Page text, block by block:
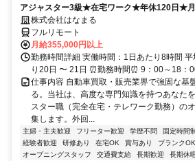
アジャスター3級★在宅ワーク★年休120日★
株式会社はなまる
フルリモート
月給355,000円以上
勤務時間詳細 実働時間：1日あたり8時間
り20日 〜 21日 ⏰勤務時間⏰ 9：00～18：
仕事内容 自動車買取・販売業界で強固な基
る。当社は、高度な専門知識を持つあなた
スター職（完全在宅・テレワーク勤務）の
集します。外回...
主婦・主夫歓迎 フリーター歓迎 学歴不問 固定時間制
経験者歓迎
研修あり 在宅OK 賞与あり ブランクOK
オープニングスタッフ
交通費支給 長期歓迎 長期休